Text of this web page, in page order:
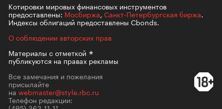
Котировки мировых финансовых инструментов
предоставлены: Мосбиржа, Санкт-Петербургская биржа.
Индексы облигаций предоставлены Cbonds.
О соблюдении авторских прав
Материалы сотметкой
публикуются на правах рекламы
Все замечания и пожелания
присылайте
на webmaster@style.rbc.ru
Телефон редакции: